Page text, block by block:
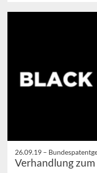
26.09.19 –
Verhandlung